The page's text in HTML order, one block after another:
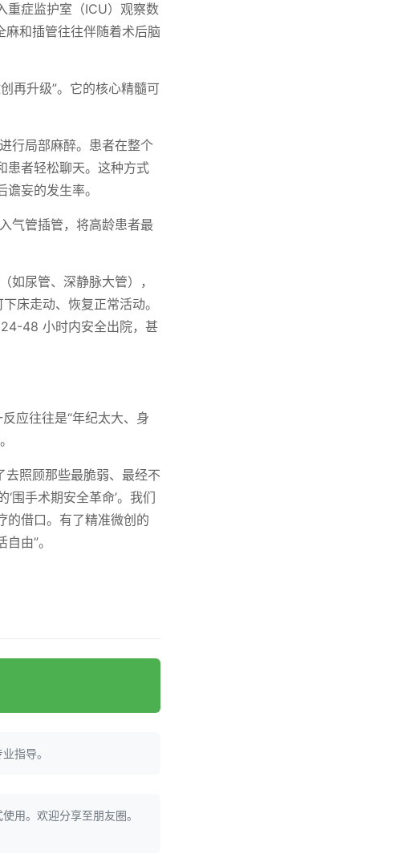
重症监护室（ICU）观察数
和插管往往伴随着术后脑
再升级”。它的核心精髓可
行局部麻醉。患者在整个
患者轻松聊天。这种方式
妄的发生率。
气管插管，将高龄患者最
如尿管、深静脉大管），
床走动、恢复正常活动。
48 小时内安全出院，甚
应往往是“年纪太大、身
去照顾那些最脆弱、最经不
围手术期安全革命’。我们
的借口。有了精准微创的
由”。
指导。
用。欢迎分享至朋友圈。